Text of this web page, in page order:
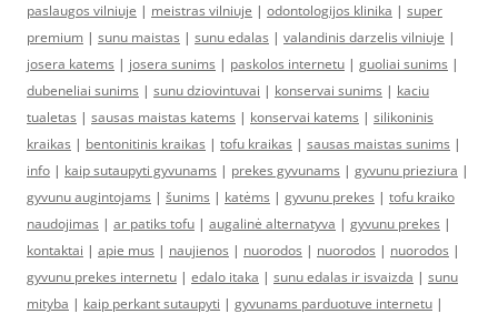
paslaugos vilniuje | meistras vilniuje | odontologijos klinika | super
premium | sunu maistas | sunu edalas | valandinis darzelis vilniuje |
josera katems | josera sunims | paskolos internetu | guoliai sunims |
dubeneliai sunims | sunu dziovintuvai | konservai sunims | kaciu
tualetas | sausas maistas katems | konservai katems | silikoninis
kraikas | bentonitinis kraikas | tofu kraikas | sausas maistas sunims |
info | kaip sutaupyti gyvunams | prekes gyvunams | gyvunu prieziura |
gyvunu augintojams | šunims | katėms | gyvunu prekes | tofu kraiko
naudojimas | ar patiks tofu | augalinė alternatyva | gyvunu prekes |
kontaktai | apie mus | naujienos | nuorodos | nuorodos | nuorodos |
gyvunu prekes internetu | edalo itaka | sunu edalas ir isvaizda | sunu
mityba | kaip perkant sutaupyti | gyvunams parduotuve internetu |